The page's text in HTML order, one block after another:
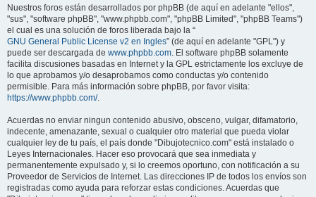
Nuestros foros están desarrollados por phpBB (de aquí en adelante "ellos",
"sus", "software phpBB", "www.phpbb.com", "phpBB Limited", "phpBB Teams")
el cual es una solución de foros liberada bajo la “
GNU General Public License v2 en Ingles” (de aquí en adelante "GPL") y
puede ser descargada de www.phpbb.com. El software phpBB solamente
facilita discusiones basadas en Internet y la GPL estrictamente los excluye de
lo que aprobamos y/o desaprobamos como conductas y/o contenido
permisible. Para más información sobre phpBB, por favor visita:
https://www.phpbb.com/.
Acuerdas no enviar ningun contenido abusivo, obsceno, vulgar, difamatorio,
indecente, amenazante, sexual o cualquier otro material que pueda violar
cualquier ley de tu país, el país donde "Dibujotecnico.com" está instalado o
Leyes Internacionales. Hacer eso provocará que sea inmediata y
permanentemente expulsado y, si lo creemos oportuno, con notificación a su
Proveedor de Servicios de Internet. Las direcciones IP de todos los envíos son
registradas como ayuda para reforzar estas condiciones. Acuerdas que